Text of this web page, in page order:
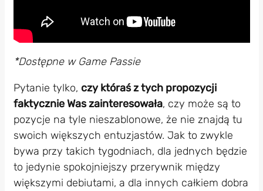
*Dostępne w Game Passie
Pytanie tylko, czy któraś z tych propozycji
faktycznie Was zainteresowała, czy może są to
pozycje na tyle nieszablonowe, że nie znajdą tu
swoich większych entuzjastów. Jak to zwykle
bywa przy takich tygodniach, dla jednych będzie
to jedynie spokojniejszy przerywnik między
większymi debiutami, a dla innych całkiem dobra